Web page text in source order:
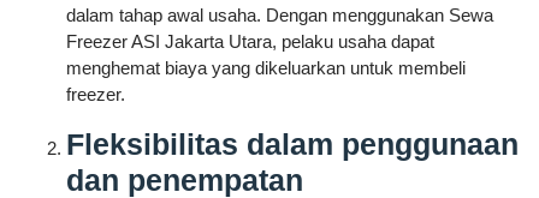
dalam tahap awal usaha. Dengan menggunakan Sewa
Freezer ASI Jakarta Utara, pelaku usaha dapat
menghemat biaya yang dikeluarkan untuk membeli
freezer.
Fleksibilitas dalam penggunaan
dan penempatan